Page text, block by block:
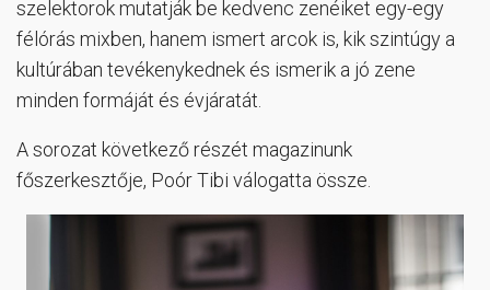
szelektorok mutatják be kedvenc zenéiket egy-egy
félórás mixben, hanem ismert arcok is, kik szintúgy a
kultúrában tevékenykednek és ismerik a jó zene
minden formáját és évjáratát.
A sorozat következő részét magazinunk
főszerkesztője, Poór Tibi válogatta össze.